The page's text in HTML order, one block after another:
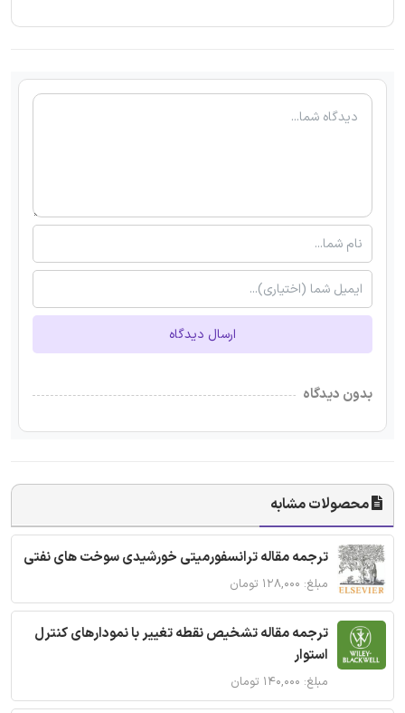
ارسال دیدگاه
بدون دیدگاه
محصولات مشابه
ترجمه مقاله ترانسفورمیتی خورشیدی سوخت های نفتی
مبلغ: ۱۲۸,۰۰۰ تومان
ترجمه مقاله تشخیص نقطه تغییر با نمودارهای کنترل
استوار
مبلغ: ۱۴۰,۰۰۰ تومان